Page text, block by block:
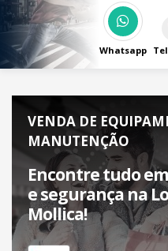
renda e
Whatsapp
VENDA DE
MANUTENÇÃO
Encontre tudo
e segurança na
Mollica!